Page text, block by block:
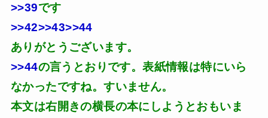
>>39です
>>42>>43>>44
ありがとうございます。
>>44の言うとおりです。表紙情報は特にいら
なかったですね。すいません。
本文は右開きの横長の本にしようとおもいま